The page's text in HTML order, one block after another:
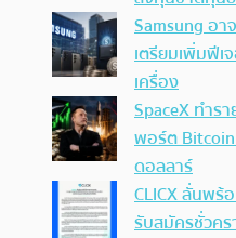
Samsung อ
เตรียมเพิ่มฟีเ
เครื่อง
SpaceX ทำร
พอร์ต
ดอลลาร์
CLICX ลั่นพ
รับสมัครชั่วค